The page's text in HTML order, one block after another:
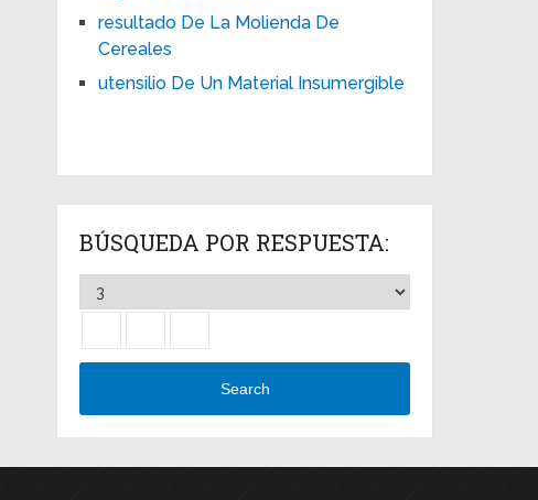
resultado De La Molienda De
Cereales
utensilio De Un Material Insumergible
BÚSQUEDA POR RESPUESTA:
Search